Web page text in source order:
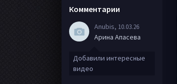
Комментарии
Anubis, 10.03.26
Арина Апасева
Добавили интересные
видео